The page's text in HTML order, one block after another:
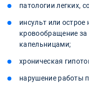
патологии легких,
инсульт или
кровообращение за
капельницами;
хроническая
нарушение работы